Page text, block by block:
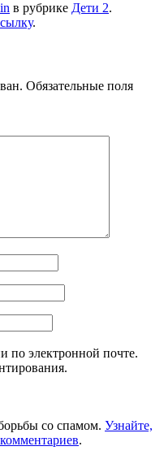
в рубрике Дети 2.
.
Обязательные поля
по электронной почте.
со спамом. Узнайте,
.